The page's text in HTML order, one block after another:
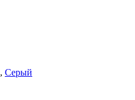
, Серый